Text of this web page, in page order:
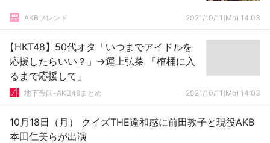
AKBフレンド 2021/10/11(Mo) 14:03
【HKT48】50代オタ「いつまでアイドルを
応援したらいい？」→運上弘菜 「棺桶に入
るまで応援して」
地下帝国-AKB48まとめ 2021/10/11(Mo) 14:03
10月18日（月） クイズTHE違和感に前田敦子と現役AKB
本田仁美らが出演